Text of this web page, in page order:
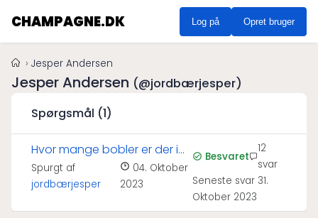
CHAMPAGNE.DK Log på Opret bruger
Jesper Andersen
Jesper Andersen (@jordbærjesper)
Spørgsmål (1)
Hvor mange bobler er der i
en champagne?
Spurgt af
jordbærjesper
04. Oktober
2023
Besvaret
12
svar
Seneste svar 31.
Oktober 2023